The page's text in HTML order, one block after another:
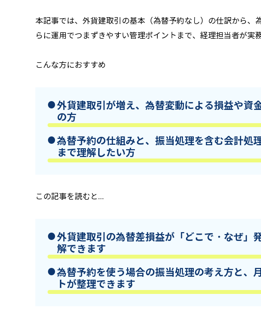
本記事では、外貨建取引の基本（為替予約なし）の仕訳から、
らに運用でつまずきやすい管理ポイントまで、経理担当者が実
こんな方におすすめ
外貨建取引が増え、為替変動による損益や資
の方
為替予約の仕組みと、振当処理を含む会計処
まで理解したい方
この記事を読むと...
外貨建取引の為替差損益が「どこで・なぜ」
解できます
為替予約を使う場合の振当処理の考え方と、
トが整理できます